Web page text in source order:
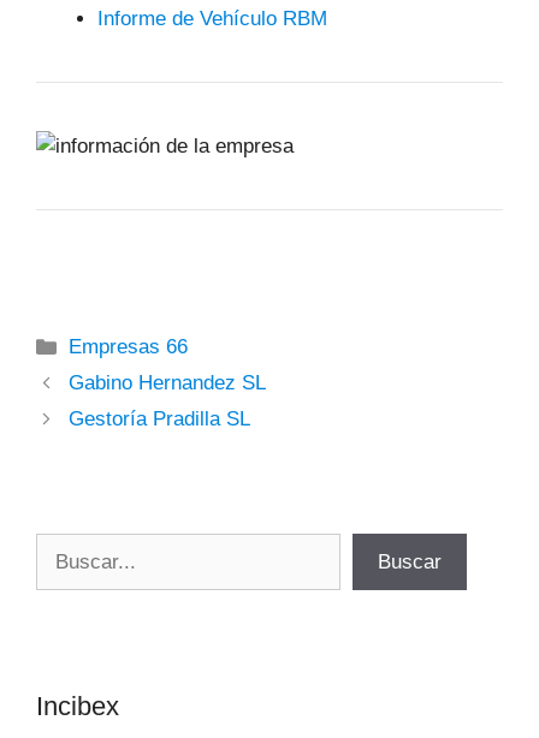
Informe de Vehículo RBM
Categorías
Empresas 66
Gabino Hernandez SL
Gestoría Pradilla SL
Buscar
Incibex